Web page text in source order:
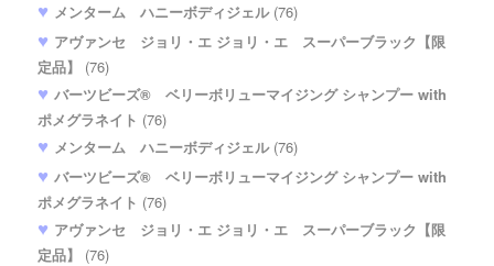
メンターム ハニーボディジェル(76)
アヴァンセ ジョリ・エ ジョリ・エ スーパーブラック【限
定品】
(76)
バーツビーズ® ベリーボリューマイジング シャンプー with
ポメグラネイト (76)
メンターム ハニーボディジェル(76)
バーツビーズ® ベリーボリューマイジング シャンプー with
ポメグラネイト (76)
アヴァンセ ジョリ・エ ジョリ・エ スーパーブラック【限
定品】
(76)